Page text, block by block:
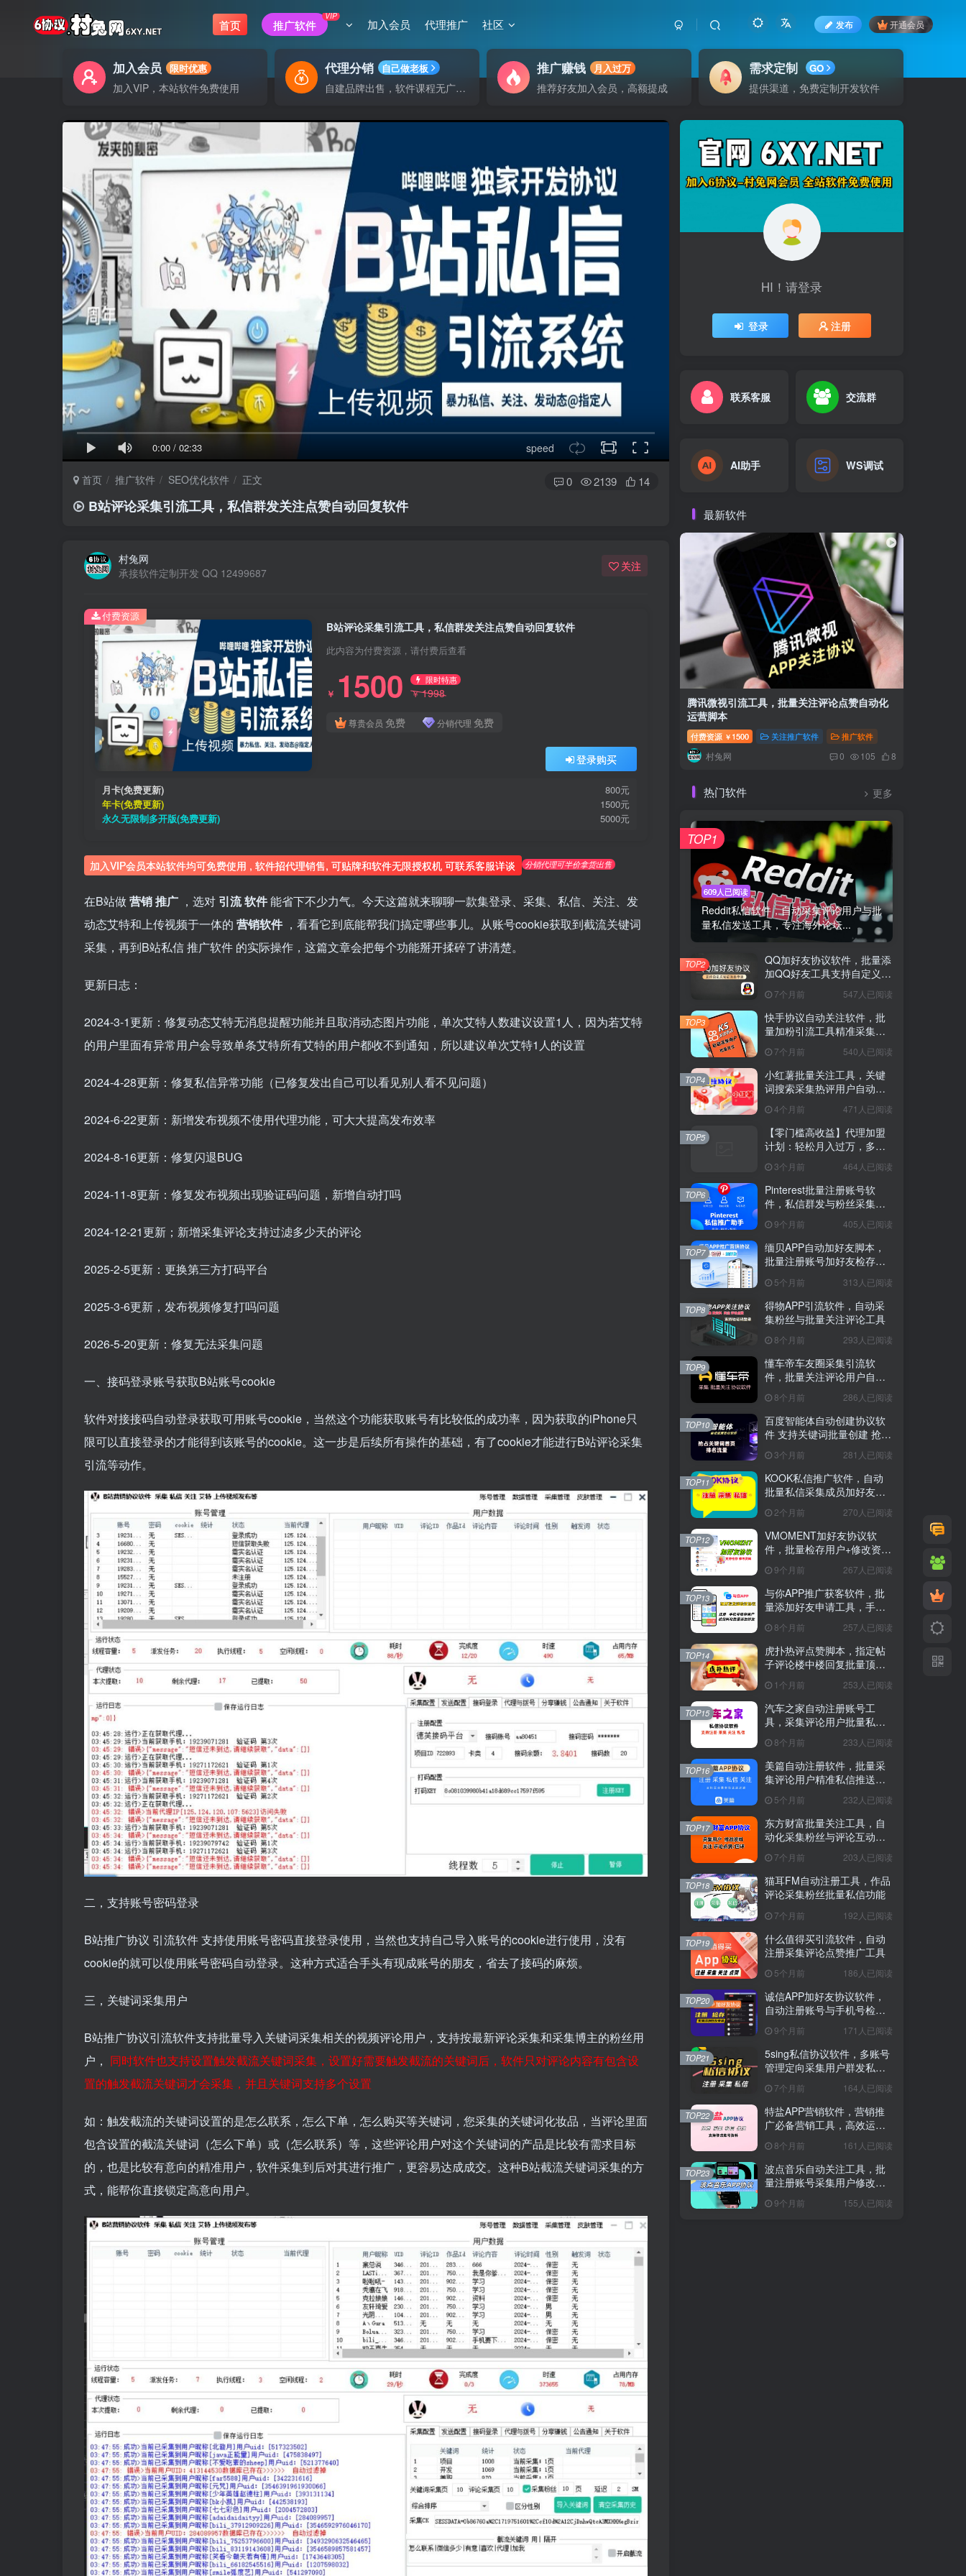
首页 推广软件
VIP
加入会员 代理推广 社区 发布 开通会员
加入会员 限时优惠
加入VIP，本站软件免费使用
代理分销 自己做老板
自建品牌出售，软件课程无广告支持
推广赚钱 月入过万
推荐好友加入会员，高额提成
需求定制 GO
提供渠道，免费定制开发软件
0:00 / 02:33 speed
首页 推广软件 SEO优化软件 正文 0 2139 14
B站评论采集引流工具，私信群发关注点赞自动回复软件
村兔网
承接软件定制开发 QQ 12499687
关注
B站评论采集引流工具，私信群发关注点赞自动回复软件
此内容为付费资源，请付费后查看
￥ 1500 限时特惠
￥1998
尊贵会员 免费 分销代理 免费
登录购买
月卡(免费更新)
800元
年卡(免费更新)
1500元
永久无限制多开版(免费更新)
5000元
付费资源
加入VIP会员本站软件均可免费使用 , 软件招代理销售, 可贴牌和软件无限授权机 可联系客服详谈 分销代理可半价拿货出售
在B站做营销推广 ，选对 引流软件能省下不少力气。今天这篇就来聊聊一款集登录、采集、私信、关注、发
动态艾特和上传视频于一体的 营销软件 ，看看它到底能帮我们搞定哪些事儿。从账号cookie获取到截流关键词
采集，再到B站私信推广软件 的实际操作，这篇文章会把每个功能掰开揉碎了讲清楚。
更新日志：
2024-3-1更新：修复动态艾特无消息提醒功能并且取消动态图片功能，单次艾特人数建议设置1人，因为若艾特
的用户里面有异常用户会导致单条艾特所有艾特的用户都收不到通知，所以建议单次艾特1人的设置
2024-4-28更新：修复私信异常功能（已修复发出自己可以看见别人看不见问题）
2024-6-22更新：新增发布视频不使用代理功能，可大大提高发布效率
2024-8-16更新：修复闪退BUG
2024-11-8更新：修复发布视频出现验证码问题，新增自动打吗
2024-12-21更新；新增采集评论支持过滤多少天的评论
2025-2-5更新：更换第三方打码平台
2025-3-6更新，发布视频修复打吗问题
2026-5-20更新：修复无法采集问题
一、接码登录账号获取B站账号cookie
软件对接接码自动登录获取可用账号cookie，当然这个功能获取账号有比较低的成功率，因为获取的iPhone只
限可以直接登录的才能得到该账号的cookie。这一步是后续所有操作的基础，有了cookie才能进行B站评论采集
引流等动作。
二，支持账号密码登录
B站推广协议 引流软件支持使用账号密码直接登录使用，当然也支持自己导入账号的cookie进行使用，没有
cookie的就可以使用账号密码自动登录。这种方式适合手头有现成账号的朋友，省去了接码的麻烦。
三，关键词采集用户
B站推广协议引流软件支持批量导入关键词采集相关的视频评论用户，支持按最新评论采集和采集博主的粉丝用
户， 同时软件也支持设置触发截流关键词采集，设置好需要触发截流的关键词后，软件只对评论内容有包含设
置的触发截流关键词才会采集，并且关键词支持多个设置
如：触发截流的关键词设置的是怎么联系，怎么下单，怎么购买等关键词，您采集的关键词化妆品，当评论里面
包含设置的截流关键词（怎么下单）或（怎么联系）等，这些评论用户对这个关键词的产品是比较有需求目标
的，也是比较有意向的精准用户，软件采集到后对其进行推广，更容易达成成交。这种B站截流关键词采集的方
式，能帮你直接锁定高意向用户。
HI！请登录
登录 注册
联系客服 交流群
AI助手 WS调试
最新软件
腾讯微视引流工具，批量关注评论点赞自动化
运营脚本
付费资源 ￥ 1500 关注推广软件 推广软件
村兔网 0 105 8
热门软件 更多
609人已阅读
Reddit私信软件，自动采集评论用户与批
量私信发送工具，专注海外论坛...
TOP1
QQ加好友协议软件，批量添
加QQ好友工具支持自定义验
7个月前 547人已阅读
TOP2
快手协议自动关注软件，批
量加粉引流工具精准采集评
7个月前 540人已阅读
TOP3
小红薯批量关注工具，关键
词搜索采集热评用户自动互
4个月前 471人已阅读
TOP4
【零门槛高收益】代理加盟
计划：轻松月入过万，多种
3个月前 464人已阅读
TOP5
Pinterest批量注册账号软
件，私信群发与粉丝采集工
9个月前 405人已阅读
TOP6
缅贝APP自动加好友脚本，
批量注册账号加好友检存推
5个月前 313人已阅读
TOP7
得物APP引流软件，自动采
集粉丝与批量关注评论工具
8个月前 293人已阅读
TOP8
懂车帝车友圈采集引流软
件，批量关注评论用户自动
8个月前 286人已阅读
TOP9
百度智能体自动创建协议软
件 支持关键词批量创建 抢占
3个月前 281人已阅读
TOP10
KOOK私信推广软件，自动
批量私信采集成员加好友工
2个月前 270人已阅读
TOP11
VMOMENT加好友协议软
件，批量检存用户+修改资料
9个月前 267人已阅读
TOP12
与你APP推广获客软件，批
量添加好友申请工具，手机
8个月前 257人已阅读
TOP13
虎扑热评点赞脚本，指定帖
子评论楼中楼回复批量顶赞
1个月前 253人已阅读
TOP14
汽车之家自动注册账号工
具，采集评论用户批量私信
8个月前 233人已阅读
TOP15
美篇自动注册软件，批量采
集评论用户精准私信推送工
5个月前 232人已阅读
TOP16
东方财富批量关注工具，自
动化采集粉丝与评论互动软
7个月前 203人已阅读
TOP17
猫耳FM自动注册工具，作品
评论采集粉丝批量私信功能
7个月前 192人已阅读
TOP18
什么值得买引流软件，自动
注册采集评论点赞推广工具
5个月前 186人已阅读
TOP19
诚信APP加好友协议软件，
自动注册账号与手机号检存
9个月前 171人已阅读
TOP20
5sing私信协议软件，多账号
管理定向采集用户群发私信
7个月前 164人已阅读
TOP21
特盐APP营销软件，营销推
广必备营销工具，高效运营
8个月前 161人已阅读
TOP22
波点音乐自动关注工具，批
量注册账号采集用户修改资
9个月前 155人已阅读
TOP23